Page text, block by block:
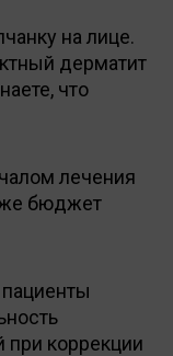
на лице.
дерматит
что
лечения
бюджет
при коррекции